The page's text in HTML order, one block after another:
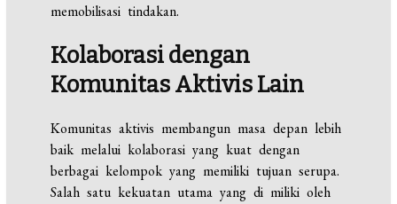
memobilisasi tindakan.
Kolaborasi dengan
Komunitas Aktivis Lain
Komunitas aktivis membangun masa depan lebih
baik melalui kolaborasi yang kuat dengan
berbagai kelompok yang memiliki tujuan serupa.
Salah satu kekuatan utama yang di miliki oleh